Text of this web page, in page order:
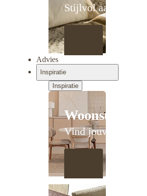
Stijlvol aanschuiven
Advies
Inspiratie
Inspiratie
Woonstijlen
Vind jouw stijl